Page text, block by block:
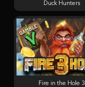
Duck Hunters
Fire in the Hole 3